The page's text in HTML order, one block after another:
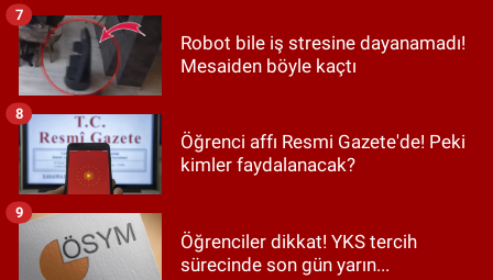
Robot bile iş stresine dayanamadı!
Mesaiden böyle kaçtı
7
Öğrenci affı Resmi Gazete'de! Peki
kimler faydalanacak?
8
Öğrenciler dikkat! YKS tercih
sürecinde son gün yarın...
9